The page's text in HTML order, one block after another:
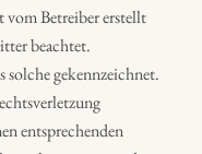
vom Betreiber erstellt
beachtet.
solche gekennzeichnet.
entsprechenden